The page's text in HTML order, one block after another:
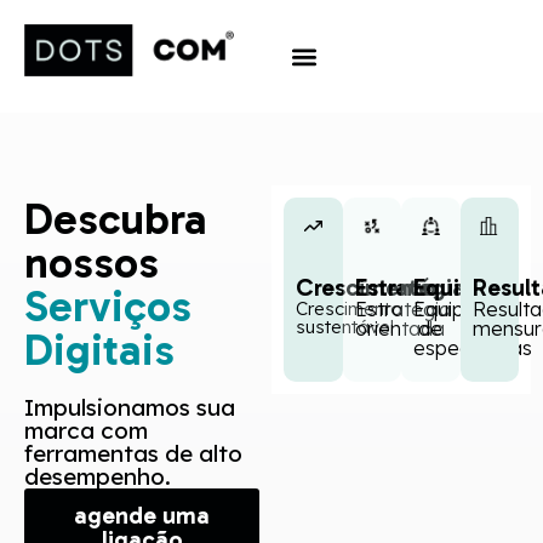
Descubra
nossos
Serviços
Digitais
Impulsionamos sua
marca com
ferramentas de alto
desempenho.
agende uma
Crescimento
Crescimento
sustentável
Estratégia
Estratégia
orientada
Equipe
Equipe
de
especialistas